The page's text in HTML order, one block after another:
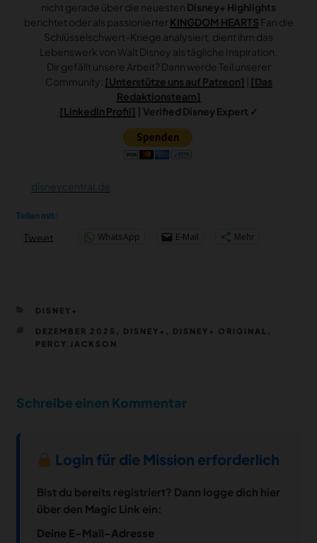
nicht gerade über die neuesten Disney+ Highlights
berichtet oder als passionierter KINGDOM HEARTS Fan die
Schlüsselschwert-Kriege analysiert, dient ihm das
Lebenswerk von Walt Disney als tägliche Inspiration.
Dir gefällt unsere Arbeit? Dann werde Teil unserer
Community: [Unterstütze uns auf Patreon]
[Das
Redaktionsteam]
[LinkedIn Profil] | Verified Disney Expert ✓
disneycentral.de
Teilen mit:
Tweet WhatsApp E-Mail Mehr
KATEGORIEN
DISNEY+
SCHLAGWÖRTER
DEZEMBER 2025 DISNEY+ DISNEY+ ORIGINAL
PERCY JACKSON
Schreibe einen Kommentar
Login für die Mission erforderlich
Bist du bereits registriert? Dann logge dich hier
über den Magic Link ein:
Deine E-Mail-Adresse